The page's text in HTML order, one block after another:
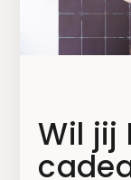
Wil jij
6. Laat
laat je
de balans
Om de